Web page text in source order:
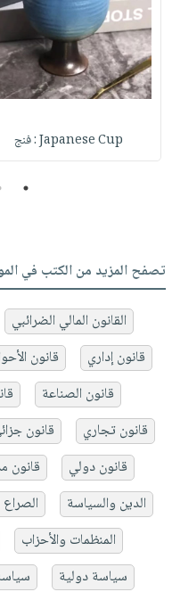
Japanese Cup : فنج
1
تصفح المزيد من الكتب في
القانون المالي الضرائبي
قانون إداري
قانون
قانون الصناعة
قانون تجاري
قانون
قانون دولي
قانون
الدين والسياسة
الصراع
المنظمات والأحزاب
سياسة دولية